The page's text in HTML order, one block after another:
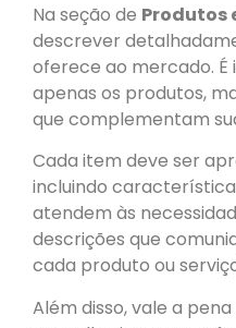
Na seção de Produtos
descrever
oferece ao mercado.
apenas os produtos,
que complementam
Cada item deve ser
incluindo
atendem às
descrições que
cada produto ou
Além disso, vale a